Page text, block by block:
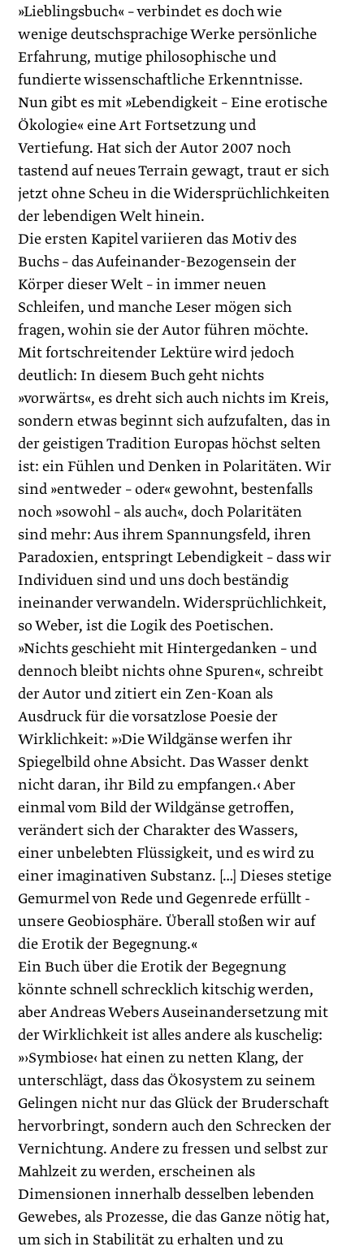
»Lieblingsbuch« – verbindet es doch wie
wenige deutschsprachige Werke persönliche
Erfahrung, mutige philosophische und
fundierte wissenschaftliche Erkenntnisse.
Nun gibt es mit »Lebendigkeit – Eine erotische
Ökologie« eine Art Fortsetzung und
Vertiefung. Hat sich der Autor 2007 noch
tastend auf neues Terrain gewagt, traut er sich
jetzt ohne Scheu in die Widersprüchlichkeiten
der lebendigen Welt hinein.
Die ersten Kapitel variieren das Motiv des
Buchs – das Aufeinander-Bezogensein der
Körper dieser Welt – in immer neuen
Schleifen, und manche Leser mögen sich
fragen, wohin sie der Autor führen möchte.
Mit fortschreitender Lektüre wird jedoch
deutlich: In diesem Buch geht nichts
»vorwärts«, es dreht sich auch nichts im Kreis,
sondern etwas beginnt sich aufzufalten, das in
der geistigen Tradition Europas höchst selten
ist: ein Fühlen und Denken in Polaritäten. Wir
sind »entweder – oder« gewohnt, bestenfalls
noch »sowohl – als auch«, doch Polaritäten
sind mehr: Aus ihrem Spannungsfeld, ihren
Paradoxien, entspringt Lebendigkeit – dass wir
Individuen sind und uns doch beständig
ineinander verwandeln. Widersprüchlichkeit,
so Weber, ist die Logik des Poetischen.
»Nichts geschieht mit Hintergedanken – und
dennoch bleibt nichts ohne Spuren«, schreibt
der Autor und zitiert ein Zen-Koan als
Ausdruck für die vorsatzlose Poesie der
Wirklichkeit: »›Die Wildgänse werfen ihr
Spiegelbild ohne Absicht. Das Wasser denkt
nicht daran, ihr Bild zu empfangen.‹ Aber
einmal vom Bild der Wildgänse getroffen,
verändert sich der Charakter des Wassers,
einer unbelebten Flüssigkeit, und es wird zu
einer imaginativen Substanz. […] Dieses stetige
Gemurmel von Rede und Gegenrede erfüllt ­
unsere Geobiosphäre. Überall stoßen wir auf
die ­Erotik der Begegnung.«
Ein Buch über die Erotik der Begegnung
könnte schnell schrecklich kitschig werden,
aber Andreas Webers Auseinandersetzung mit
der Wirklichkeit ist alles andere als kuschelig:
»›Symbiose‹ hat einen zu netten Klang, der
unterschlägt, dass das Ökosystem zu seinem
Gelingen nicht nur das Glück der Bruderschaft
hervorbringt, sondern auch den Schrecken der
Vernichtung. Andere zu fressen und selbst zur
Mahlzeit zu werden, erscheinen als
Dimensionen innerhalb desselben lebenden
Gewebes, als Prozesse, die das Ganze nötig hat,
um sich in Stabilität zu erhalten und zu